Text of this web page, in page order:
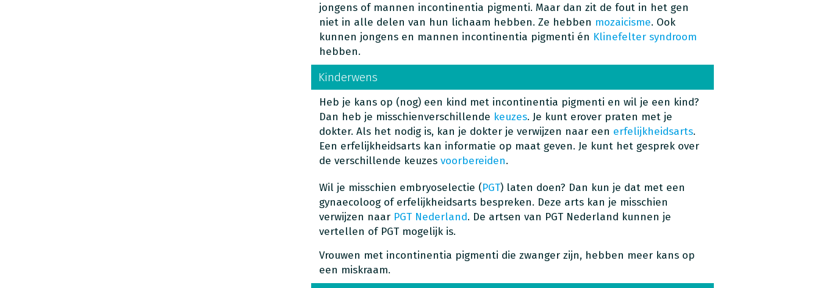
jongens of mannen incontinentia pigmenti. Maar dan zit de fout in het gen
niet in alle delen van hun lichaam hebben. Ze hebben mozaicisme. Ook
kunnen jongens en mannen incontinentia pigmenti én Klinefelter syndroom
hebben.
Kinderwens
Heb je kans op (nog) een kind met incontinentia pigmenti en wil je een kind?
Dan heb je misschienverschillende keuzes. Je kunt erover praten met je
dokter. Als het nodig is, kan je dokter je verwijzen naar een erfelijkheidsarts.
Een erfelijkheidsarts kan informatie op maat geven. Je kunt het gesprek over
de verschillende keuzes voorbereiden.
Wil je misschien embryoselectie (PGT) laten doen? Dan kun je dat met een
gynaecoloog of erfelijkheidsarts bespreken. Deze arts kan je misschien
verwijzen naar PGT Nederland. De artsen van PGT Nederland kunnen je
vertellen of PGT mogelijk is.
Vrouwen met incontinentia pigmenti die zwanger zijn, hebben meer kans op
een miskraam.